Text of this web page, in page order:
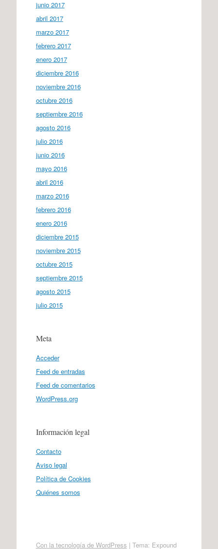
junio 2017
abril 2017
marzo 2017
febrero 2017
enero 2017
diciembre 2016
noviembre 2016
octubre 2016
septiembre 2016
agosto 2016
julio 2016
junio 2016
mayo 2016
abril 2016
marzo 2016
febrero 2016
enero 2016
diciembre 2015
noviembre 2015
octubre 2015
septiembre 2015
agosto 2015
julio 2015
Meta
Acceder
Feed de entradas
Feed de comentarios
WordPress.org
Información legal
Contacto
Aviso legal
Política de Cookies
Quiénes somos
Con la tecnología de WordPress | Tema: Expound